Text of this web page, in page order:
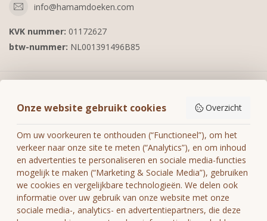
info@hamamdoeken.com
KVK nummer: 01172627
btw-nummer: NL001391496B85
Mijn account
€
Onze website gebruikt cookies Overzicht
Om uw voorkeuren te onthouden (“Functioneel”), om het
verkeer naar onze site te meten (“Analytics”), en om inhoud
en advertenties te personaliseren en sociale media-functies
mogelijk te maken (“Marketing & Sociale Media”), gebruiken
we cookies en vergelijkbare technologieën. We delen ook
informatie over uw gebruik van onze website met onze
sociale media-, analytics- en advertentiepartners, die deze